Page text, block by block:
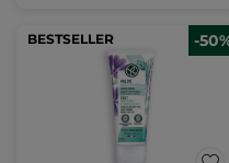
BESTSELLER -